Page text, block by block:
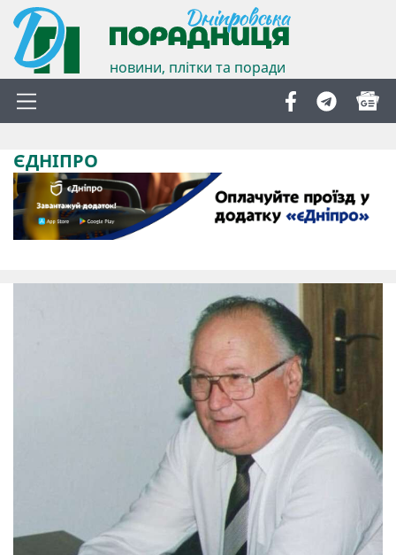
новини, плітки та поради
ЄДНІПРО